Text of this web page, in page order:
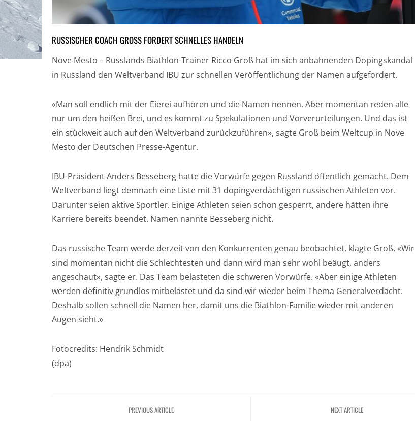
RUSSISCHER COACH GROSS FORDERT SCHNELLES HANDELN
Nove Mesto – Russlands Biathlon-Trainer Ricco Groß hat im sich anbahnenden Dopingskandal
in Russland den Weltverband IBU zur schnellen Veröffentlichung der Namen aufgefordert.
«Man soll endlich mit der Eierei aufhören und die Namen nennen. Aber momentan reden alle
nur um den heißen Brei, und es kommt zu Spekulationen und Vorverurteilungen. Und das ist
ein stückweit auch auf den Weltverband zurückzuführen», sagte Groß beim Weltcup in Nove
Mesto der Deutschen Presse-Agentur.
IBU-Präsident Anders Besseberg hatte die Vorwürfe gegen Russland öffentlich gemacht. Dem
Weltverband liegt demnach eine Liste mit 31 dopingverdächtigen russischen Athleten vor.
Darunter seien aktive Sportler. Einige Athleten seien schon gesperrt, andere hätten ihre
Karriere bereits beendet. Namen nannte Besseberg nicht.
Das russische Team werde derzeit von den Konkurrenten genau beobachtet, klagte Groß. «Wir
sind momentan nicht die Schlechtesten und dann wird man sehr wohl beäugt, anders
angeschaut», sagte er. Das Team belasteten die schweren Vorwürfe. «Aber einige Athleten
werden definitiv grundlos mitbelastet und da sind wir wieder beim Thema Generalverdacht.
Deshalb sollen schnell die Namen her, damit uns die Biathlon-Familie wieder mit anderen
Augen sieht.»
Fotocredits: Hendrik Schmidt
(dpa)
PREVIOUS ARTICLE NEXT ARTICLE